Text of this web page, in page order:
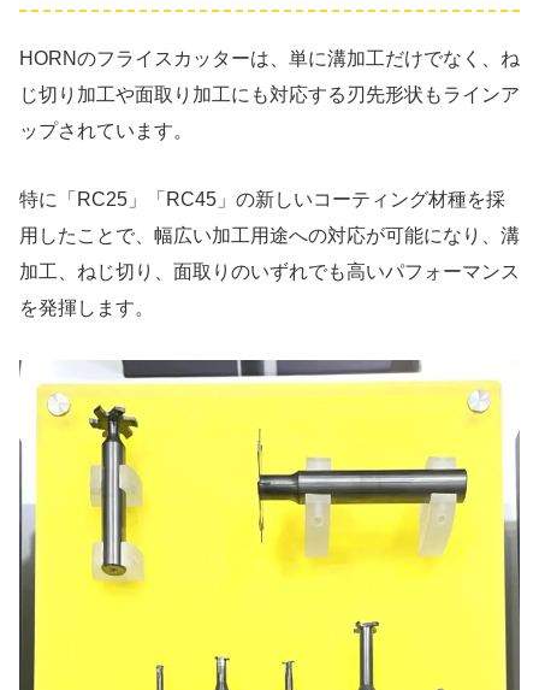
HORNのフライスカッターは、単に溝加工だけでなく、ね
じ切り加工や面取り加工にも対応する刃先形状もラインア
ップされています。
特に「RC25」「RC45」の新しいコーティング材種を採
用したことで、幅広い加工用途への対応が可能になり、溝
加工、ねじ切り、面取りのいずれでも高いパフォーマンス
を発揮します。